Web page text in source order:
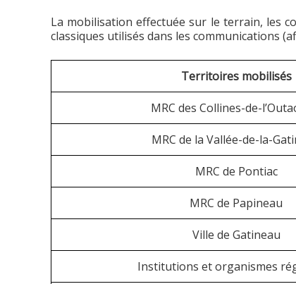
La mobilisation effectuée sur le terrain, les
classiques utilisés dans les communications
Territoires mobilisés
MRC des Collines-de-
MRC de la Vallée-de-la-
MRC de Pontiac
MRC de Papineau
Ville de Gatineau
Institutions et organismes